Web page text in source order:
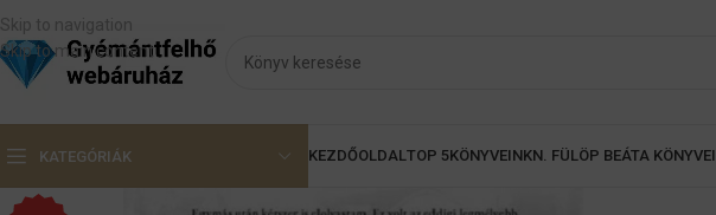
Skip to navigation
Skip to main content
KATEGÓRIÁK KEZDŐOLDALTOP 5KÖNYVEINKN. FÜLÖP BEÁTA KÖNYVEI